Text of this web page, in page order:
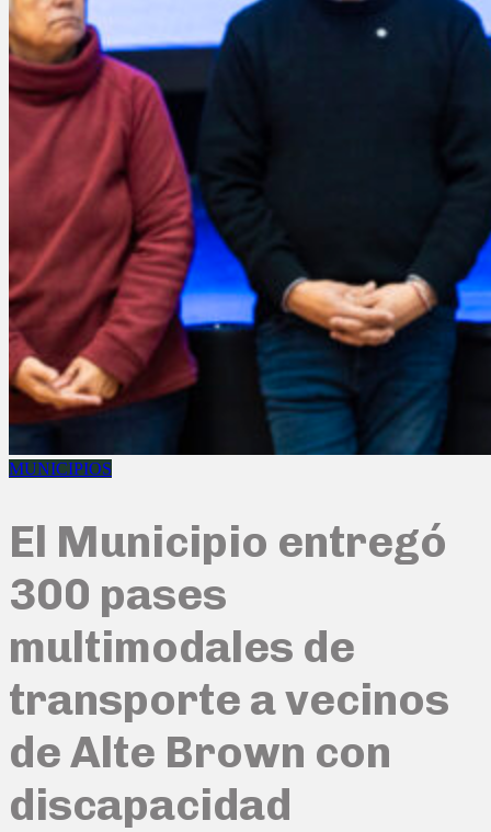
MUNICIPIOS
El Municipio entregó
300 pases
multimodales de
transporte a vecinos
de Alte Brown con
discapacidad